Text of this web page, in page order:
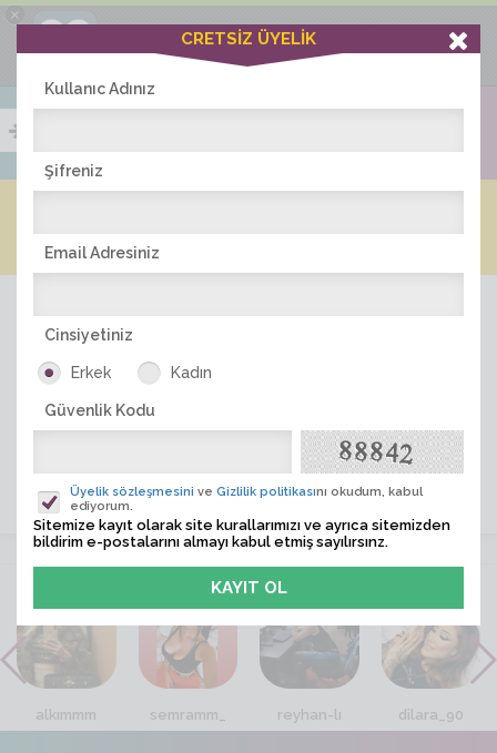
×
Ciddiask Uygulaması
+1 Hafta Gold Üyelik Kazan
Bedava - com.ciddi.ask
İNDİR
ÜYE ARA
VİTRİN
alkımmm semramm_ reyhan-lı dilara_90
CRETSİZ ÜYELİK
Kullanıc Adınız
Şifreniz
Email Adresiniz
Cinsiyetiniz
Erkek Kadın
Güvenlik Kodu
Üyelik sözleşmesini ve Gizlilik politikasını okudum, kabul
ediyorum.
Sitemize kayıt olarak site kurallarımızı ve ayrıca sitemizden
bildirim e-postalarını almayı kabul etmiş sayılırsınz.